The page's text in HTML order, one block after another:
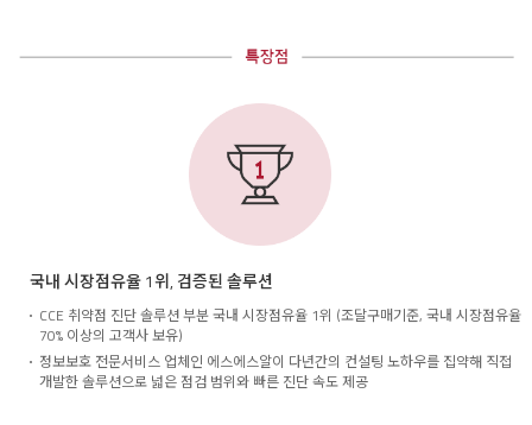
국내 시장점유율 1위, 검증된 솔루션
CCE 취약점 진단 솔루션 부분 국내 시장점유율 1위 (조달구매기준, 국내 시장점유율
70% 이상의 고객사 보유)
정보보호 전문서비스 업체인 에스에스알이 다년간의 컨설팅 노하우를 집약해 직접
개발한 솔루션으로 넓은 점검 범위와 빠른 진단 속도 제공